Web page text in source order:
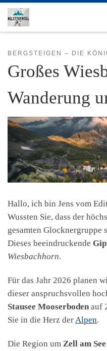
Zum Inhalt springen
BERGSTEIGEN – DIE
Großes
Wanderung
Hallo, ich bin Jens vom
Wussten Sie, dass der
gesamten Glocknergruppe
Dieses beeindruckende
Wiesbachhorn.
Für das Jahr 2026 planen
dieser anspruchsvollen
Stausee Mooserboden auf
Sie in die Herz der Alpen.
Die Region um Zell am See